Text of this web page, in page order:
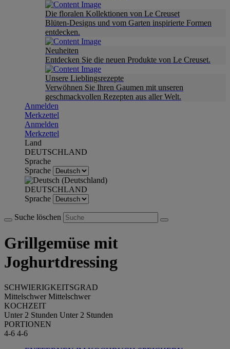
Die floralen Kollektionen von Le Creuset
Blüten-Designs und vom Garten inspirierte Formen
entdecken.
Neuheiten
Entdecken Sie die neuen Produkte von Le Creuset.
Unsere Lieblingsrezepte
Verwöhnen Sie Ihren Gaumen mit unseren
geschmackvollen Rezepten aus aller Welt.
Anmelden
Merkzettel
Anmelden
Merkzettel
Land
DEUTSCHLAND
Sprache
Sprache
DEUTSCHLAND
Sprache
Suche löschen
Grillgemüse mit
Joghurtdressing
SCHWIERIGKEITSGRAD
Mittelschwer Mittelschwer
KOCHZEIT
Unter 2 Stunden Unter 2 Stunden
PORTIONEN
4-6 4-6